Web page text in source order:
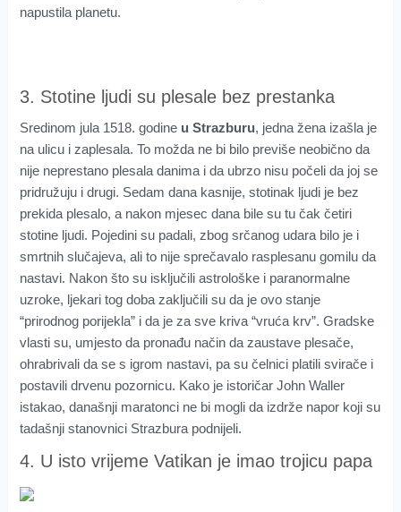
napustila planetu.
3. Stotine ljudi su plesale bez prestanka
Sredinom jula 1518. godine u Strazburu, jedna žena izašla je
na ulicu i zaplesala. To možda ne bi bilo previše neobično da
nije neprestano plesala danima i da ubrzo nisu počeli da joj se
pridružuju i drugi. Sedam dana kasnije, stotinak ljudi je bez
prekida plesalo, a nakon mjesec dana bile su tu čak četiri
stotine ljudi. Pojedini su padali, zbog srčanog udara bilo je i
smrtnih slučajeva, ali to nije sprečavalo rasplesanu gomilu da
nastavi. Nakon što su isključili astrološke i paranormalne
uzroke, ljekari tog doba zaključili su da je ovo stanje
“prirodnog porijekla” i da je za sve kriva “vruća krv”. Gradske
vlasti su, umjesto da pronađu način da zaustave plesače,
ohrabrivali da se s igrom nastavi, pa su čelnici platili svirače i
postavili drvenu pozornicu. Kako je istoričar John Waller
istakao, današnji maratonci ne bi mogli da izdrže napor koji su
tadašnji stanovnici Strazbura podnijeli.
4. U isto vrijeme Vatikan je imao trojicu papa